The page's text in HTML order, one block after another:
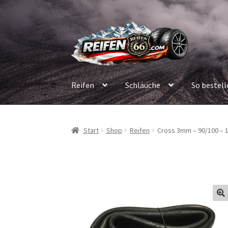
Navigation
springen
Inhalt
springen
Reifen Schläuche So
Start Shop Reifen Cross 3mm – 90/100 –